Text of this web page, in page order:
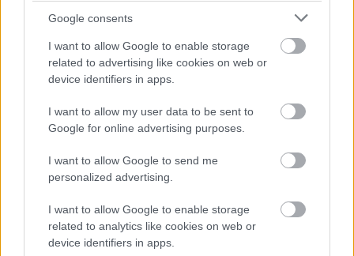
Google consents
I want to allow Google to enable storage
related to advertising like cookies on web or
device identifiers in apps.
I want to allow my user data to be sent to
Google for online advertising purposes.
I want to allow Google to send me
personalized advertising.
I want to allow Google to enable storage
related to analytics like cookies on web or
device identifiers in apps.
magunkat. Nekem ebben sokat segít a napi szintű
sport, amivel ellenállóvá és erőssé teszem a
szervezetemet az egész évi rendszeres
vitaminfogyasztás mellett" – emeli ki a mozgás
fontosságát Az év sportolója kategória jelöltje.
Színésznőként és énekesnőként valóságos
mumusnak számít a megfázás és az influenza,
ezért mindenkinek megvannak a maga praktikái,
Marina, aki 2019-ben elnyerte a televíziós Oscarként
emlegetett Emmy-díjat a legjobb színésznő
kategóriában.